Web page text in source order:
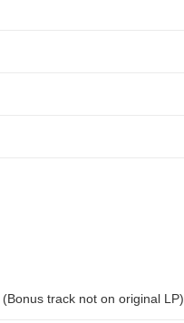
track not on original LP)